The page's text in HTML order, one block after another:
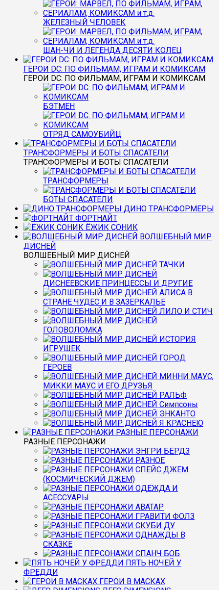
ЖЕЛЕЗНЫЙ ЧЕЛОВЕК
ШАН-ЧИ И ЛЕГЕНДА ДЕСЯТИ КОЛЕЦ
ГЕРОИ DC: ПО ФИЛЬМАМ, ИГРАМ И КОМИКСАМ
ГЕРОИ DC: ПО ФИЛЬМАМ, ИГРАМ И КОМИКСАМ
БЭТМЕН
ОТРЯД САМОУБИЙЦ
ТРАНСФОРМЕРЫ И БОТЫ СПАСАТЕЛИ
ТРАНСФОРМЕРЫ И БОТЫ СПАСАТЕЛИ
ТРАНСФОРМЕРЫ
БОТЫ СПАСАТЕЛИ
ДИНО ТРАНСФОРМЕРЫ
ФОРТНАЙТ
ЁЖИК СОНИК
ВОЛШЕБНЫЙ МИР
ДИСНЕЙ
ВОЛШЕБНЫЙ МИР ДИСНЕЙ
ТАЧКИ
ДИСНЕЕВСКИЕ ПРИНЦЕССЫ И ДРУГИЕ
АЛИСА В
СТРАНЕ ЧУДЕС И В ЗАЗЕРКАЛЬЕ
ЛИЛО И СТИЧ
ГОЛОВОЛОМКА
ИСТОРИЯ
ИГРУШЕК
ГОРОД
ГЕРОЕВ
МИННИ МАУС,
МИККИ МАУС И ЕГО ДРУЗЬЯ
РАЛЬФ
Симпсоны
ЭНКАНТО
Я КРАСНЕЮ
РАЗНЫЕ ПЕРСОНАЖИ
РАЗНЫЕ ПЕРСОНАЖИ
ЭНГРИ БЁРДЗ
РАЗНОЕ
СПЕЙС ДЖЕМ
(КОСМИЧЕСКИЙ ДЖЕМ)
ОДЕЖДА И
АСЕССУАРЫ
АВАТАР
ГРАВИТИ ФОЛЗ
СКУБИ ДУ
ОДНАЖДЫ В
СКАЗКЕ
СПАНЧ БОБ
ПЯТЬ НОЧЕЙ У
ФРЕДДИ
ГЕРОИ В МАСКАХ